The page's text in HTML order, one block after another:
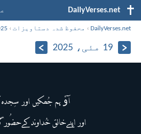
DailyVerses.net
DailyVerses.net
› محفوظ شدہ دستاویزات ›
19 مئی، 2025